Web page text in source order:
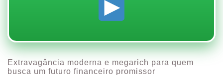
Extravagância moderna e megarich para quem
busca um futuro financeiro promissor